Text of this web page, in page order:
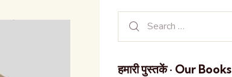
हमारी पुस्तकें · Our Books